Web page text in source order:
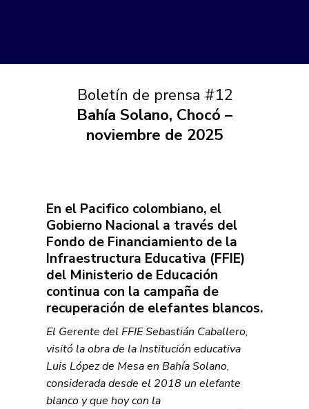
Boletín de prensa #12
Bahía Solano, Chocó –
noviembre de 2025
En el Pacifico colombiano, el
Gobierno Nacional a través del
Fondo de Financiamiento de la
Infraestructura Educativa (FFIE)
del Ministerio de Educación
continua con la campaña de
recuperación de elefantes blancos.
El Gerente del FFIE Sebastián Caballero,
visitó la obra de la Institución educativa
Luis López de Mesa en Bahía Solano,
considerada desde el 2018 un elefante
blanco y que hoy con la